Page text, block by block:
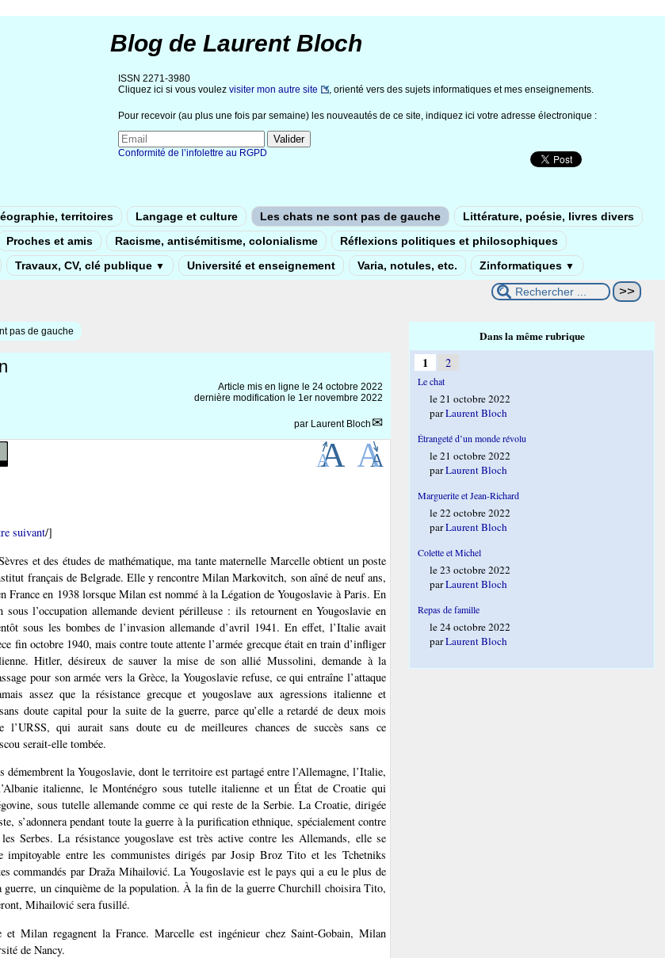
Blog de Laurent Bloch
ISSN 2271-3980
Cliquez ici si vous voulez visiter mon autre site , orienté vers des sujets informatiques et mes enseignements.
Pour recevoir (au plus une fois par semaine) les nouveautés de ce site, indiquez ici votre adresse électronique :
Conformité de l’infolettre au RGPD
territoires Langage et culture Les chats ne sont pas de gauche
Littérature, poésie, livres divers
Proches et amis Racisme, antisémitisme, colonialisme
Réflexions politiques et philosophiques
Travaux, CV, clé publique ▼ Université et enseignement Varia, notules, etc. Zinformatiques ▼
pas de gauche
Article mis en ligne le 24 octobre 2022
dernière modification le 1er novembre 2022
par Laurent Bloch
suivant/]
et des études de mathématique, ma tante maternelle Marcelle obtient un poste
français de Belgrade. Elle y rencontre Milan Markovitch, son aîné de neuf ans,
France en 1938 lorsque Milan est nommé à la Légation de Yougoslavie à Paris. En
l’occupation allemande devient périlleuse : ils retournent en Yougoslavie en
sous les bombes de l’invasion allemande d’avril 1941. En effet, l’Italie avait
fin octobre 1940, mais contre toute attente l’armée grecque était en train d’infliger
Hitler, désireux de sauver la mise de son allié Mussolini, demande à la
pour son armée vers la Grèce, la Yougoslavie refuse, ce qui entraîne l’attaque
assez que la résistance grecque et yougoslave aux agressions italienne et
doute capital pour la suite de la guerre, parce qu’elle a retardé de deux mois
l’URSS, qui aurait sans doute eu de meilleures chances de succès sans ce
serait-elle tombée.
démembrent la Yougoslavie, dont le territoire est partagé entre l’Allemagne, l’Italie,
italienne, le Monténégro sous tutelle italienne et un État de Croatie qui
sous tutelle allemande comme ce qui reste de la Serbie. La Croatie, dirigée
s’adonnera pendant toute la guerre à la purification ethnique, spécialement contre
Serbes. La résistance yougoslave est très active contre les Allemands, elle se
impitoyable entre les communistes dirigés par Josip Broz Tito et les Tchetniks
commandés par Draža Mihailović. La Yougoslavie est le pays qui a eu le plus de
guerre, un cinquième de la population. À la fin de la guerre Churchill choisira Tito,
Mihailović sera fusillé.
et Milan regagnent la France. Marcelle est ingénieur chez Saint-Gobain, Milan
de Nancy.
Dans la même rubrique
1 2
Le chat
le 21 octobre 2022
parLaurent Bloch
Étrangeté d’un monde révolu
le 21 octobre 2022
parLaurent Bloch
Marguerite et Jean-Richard
le 22 octobre 2022
parLaurent Bloch
Colette et Michel
le 23 octobre 2022
parLaurent Bloch
Repas de famille
le 24 octobre 2022
parLaurent Bloch